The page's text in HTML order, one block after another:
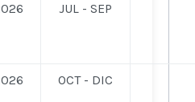
JUL - SEP
OCT - DIC